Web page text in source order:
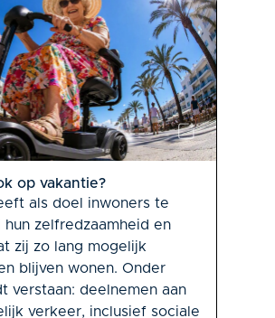
op vakantie?
als doel inwoners te
zelfredzaamheid en
zij zo lang mogelijk
blijven wonen. Onder
verstaan: deelnemen aan
verkeer, inclusief sociale